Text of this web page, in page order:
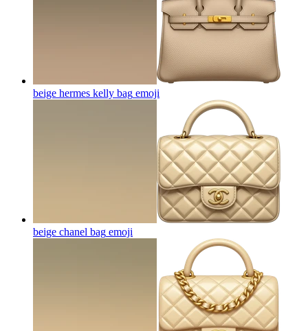
beige hermes kelly bag emoji
beige chanel bag emoji